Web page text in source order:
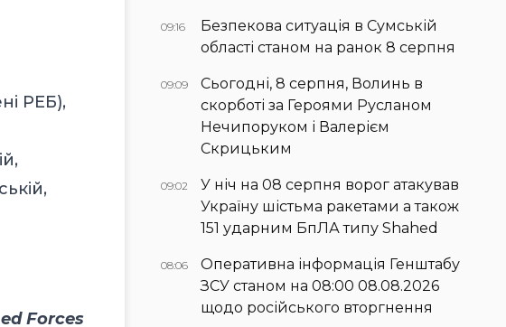
РЕБ),
Forces
09:16
Безпекова ситуація в Сумській
області станом на ранок 8 серпня
09:09
Сьогодні, 8 серпня, Волинь в
скорботі за Героями Русланом
Нечипоруком і Валерієм
Скрицьким
09:02
У ніч на 08 серпня ворог атакував
Україну шістьма ракетами а також
151 ударним БпЛА типу Shahed
08:06
Оперативна інформація Генштабу
ЗСУ станом на 08:00 08.08.2026
щодо російського вторгнення